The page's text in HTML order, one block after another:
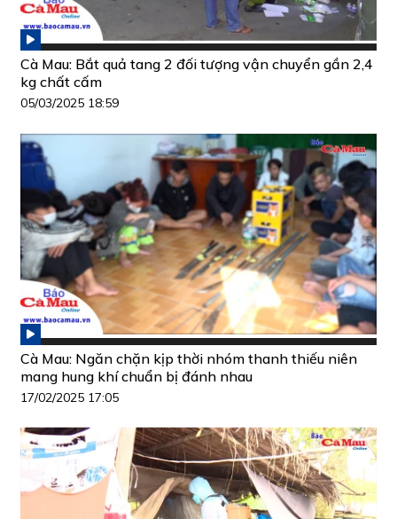
Cà Mau: Bắt quả tang 2 đối tượng vận chuyển gần 2,4
kg chất cấm
05/03/2025 18:59
Cà Mau: Ngăn chặn kịp thời nhóm thanh thiếu niên
mang hung khí chuẩn bị đánh nhau
17/02/2025 17:05